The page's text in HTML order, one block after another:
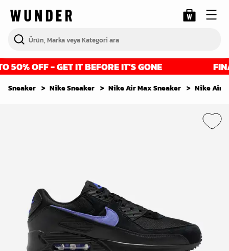
OFF - GET IT BEFORE IT'S GONE
Sneaker Nike Sneaker Nike Air Max Sneaker Nike Air